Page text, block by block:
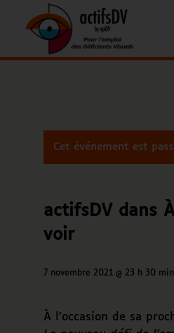
Cet événement est
actifsDV dans
voir
7 novembre 2021 @ 23 h 30 min
À l’occasion de sa